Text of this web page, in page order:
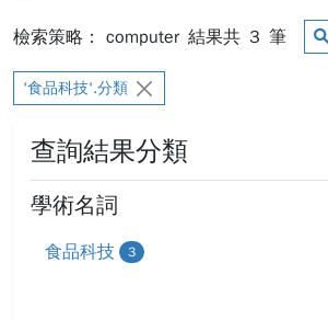
檢索策略： computer 結果共 3 筆
'食品科技'.分類
查詢結果分類
學術名詞
食品科技 3